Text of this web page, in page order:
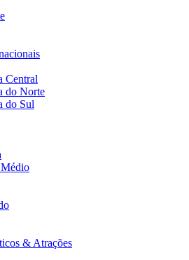
Central
do Norte
do Sul
& Atrações